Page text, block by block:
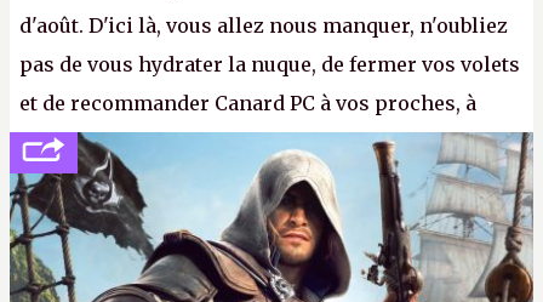
d'août. D'ici là, vous allez nous manquer, n'oubliez
pas de vous hydrater la nuque, de fermer vos volets
et de recommander Canard PC à vos proches, à
votre famille et aux inconnus que vous croisez
dans la rue. Bon été à tous ! –ER.